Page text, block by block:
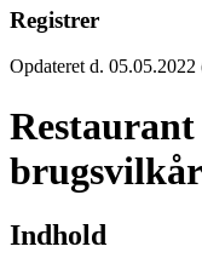
Registrer
Opdateret d.
Indhold